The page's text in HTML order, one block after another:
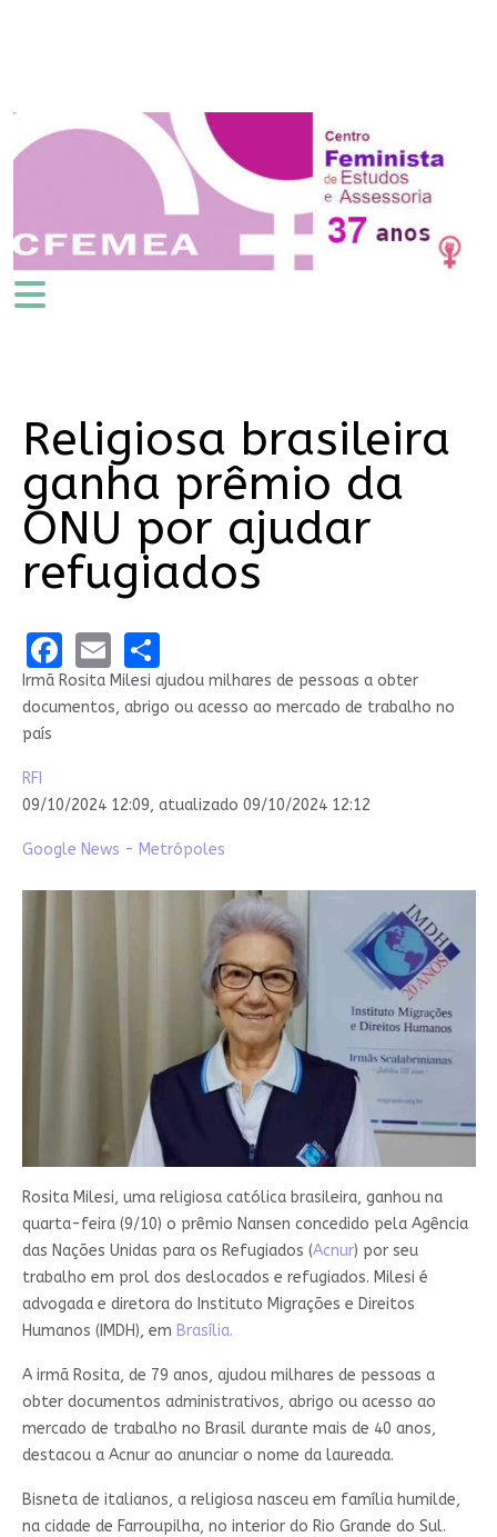
Religiosa brasileira
ganha prêmio da
ONU por ajudar
refugiados
Facebook
EmailShare
Irmã Rosita Milesi ajudou milhares de pessoas a obter
documentos, abrigo ou acesso ao mercado de trabalho no
país
RFI
09/10/2024 12:09, atualizado 09/10/2024 12:12
Google News - Metrópoles
Rosita Milesi, uma religiosa católica brasileira, ganhou na
quarta-feira (9/10) o prêmio Nansen concedido pela Agência
das Nações Unidas para os Refugiados (Acnur) por seu
trabalho em prol dos deslocados e refugiados. Milesi é
advogada e diretora do Instituto Migrações e Direitos
Humanos (IMDH), em Brasília.
A irmã Rosita, de 79 anos, ajudou milhares de pessoas a
obter documentos administrativos, abrigo ou acesso ao
mercado de trabalho no Brasil durante mais de 40 anos,
destacou a Acnur ao anunciar o nome da laureada.
Bisneta de italianos, a religiosa nasceu em família humilde,
na cidade de Farroupilha, no interior do Rio Grande do Sul.